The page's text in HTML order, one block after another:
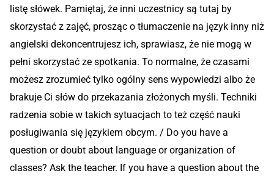
listę słówek. Pamiętaj, że inni uczestnicy są tutaj by
skorzystać z zajęć, prosząc o tłumaczenie na język inny niż
angielski dekoncentrujesz ich, sprawiasz, że nie mogą w
pełni skorzystać ze spotkania. To normalne, że czasami
możesz zrozumieć tylko ogólny sens wypowiedzi albo że
brakuje Ci słów do przekazania złożonych myśli. Techniki
radzenia sobie w takich sytuacjach to też część nauki
posługiwania się językiem obcym. / Do you have a
question or doubt about language or organization of
classes? Ask the teacher. If you have a question about the